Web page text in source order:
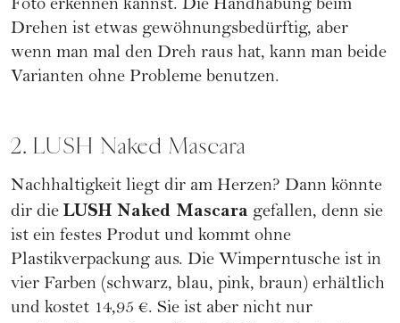
Foto erkennen kannst. Die Handhabung beim
Drehen ist etwas gewöhnungsbedürftig, aber
wenn man mal den Dreh raus hat, kann man beide
Varianten ohne Probleme benutzen.
2. LUSH Naked Mascara
Nachhaltigkeit liegt dir am Herzen? Dann könnte
dir die LUSH Naked Mascara gefallen, denn sie
ist ein festes Produt und kommt ohne
Plastikverpackung aus. Die Wimperntusche ist in
vier Farben (schwarz, blau, pink, braun) erhältlich
und kostet 14,95 €. Sie ist aber nicht nur